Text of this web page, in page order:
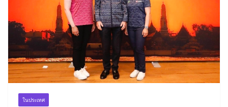
ในประเทศ